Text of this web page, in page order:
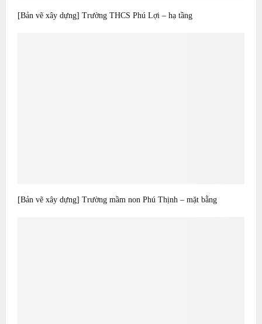
[Bản vẽ xây dựng] Trường THCS Phú Lợi – hạ tầng
[Bản vẽ xây dựng] Trường mầm non Phú Thịnh – mặt bằng